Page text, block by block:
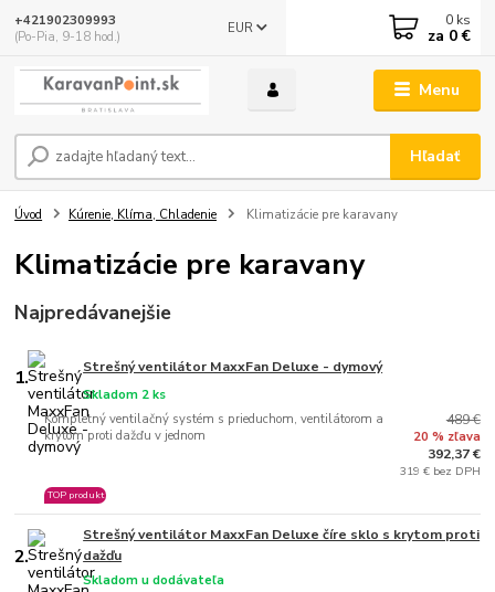
Menu
EUR
Hľadať
+421902309993
(Po-Pia, 9-18 hod.)
0 ks
za 0 €
Úvod Kúrenie, Klíma, Chladenie Klimatizácie pre karavany
Klimatizácie pre karavany
Najpredávanejšie
1. Strešný ventilátor MaxxFan Deluxe - dymový
Kompletný ventilačný systém s prieduchom, ventilátorom a
krytom proti dažďu v jednom
Skladom 2 ks
TOP produkt
489 €
20 % zľava
392,37 €
319 € bez DPH
2.
Strešný ventilátor MaxxFan Deluxe číre sklo s krytom proti
dažďu
Skladom u dodávateľa